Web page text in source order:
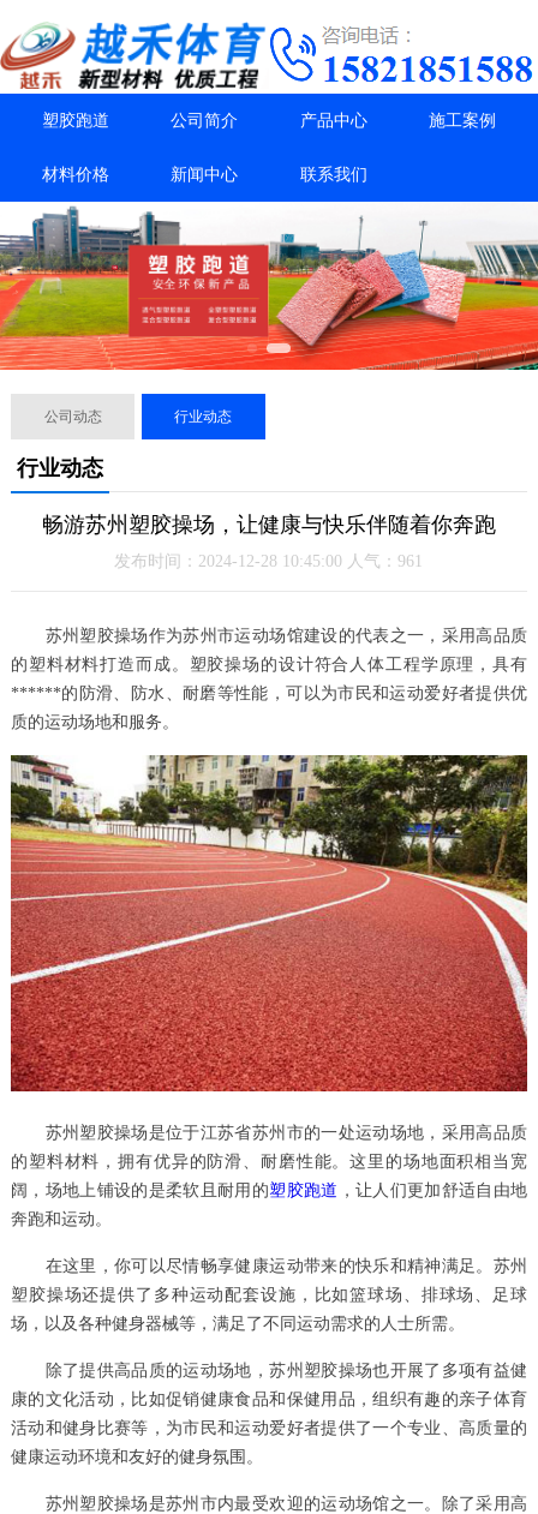
塑胶跑道 公司简介 产品中心 施工案例
材料价格 新闻中心 联系我们
公司动态 行业动态
行业动态
畅游苏州塑胶操场，让健康与快乐伴随着你奔跑
发布时间：2024-12-28 10:45:00 人气：961
苏州塑胶操场作为苏州市运动场馆建设的代表之一，采用高品质
的塑料材料打造而成。塑胶操场的设计符合人体工程学原理，具有
******的防滑、防水、耐磨等性能，可以为市民和运动爱好者提供优
质的运动场地和服务。
苏州塑胶操场是位于江苏省苏州市的一处运动场地，采用高品质
的塑料材料，拥有优异的防滑、耐磨性能。这里的场地面积相当宽
阔，场地上铺设的是柔软且耐用的塑胶跑道 ，让人们更加舒适自由地
奔跑和运动。
在这里，你可以尽情畅享健康运动带来的快乐和精神满足。苏州
塑胶操场还提供了多种运动配套设施，比如篮球场、排球场、足球
场，以及各种健身器械等，满足了不同运动需求的人士所需。
除了提供高品质的运动场地，苏州塑胶操场也开展了多项有益健
康的文化活动，比如促销健康食品和保健用品，组织有趣的亲子体育
活动和健身比赛等，为市民和运动爱好者提供了一个专业、高质量的
健康运动环境和友好的健身氛围。
苏州塑胶操场是苏州市内最受欢迎的运动场馆之一。除了采用高